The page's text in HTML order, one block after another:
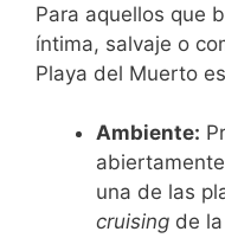
Para aquellos que
íntima, salvaje o
Playa del Muerto
Ambiente:
una de las
cruising de